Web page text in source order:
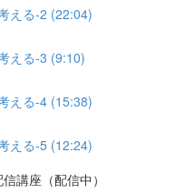
える-2 (22:04)
える-3 (9:10)
える-4 (15:38)
える-5 (12:24)
講座（配信中）